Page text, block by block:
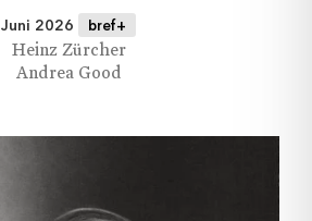
Juni 2026 bref+
Heinz Zürcher
Andrea Good